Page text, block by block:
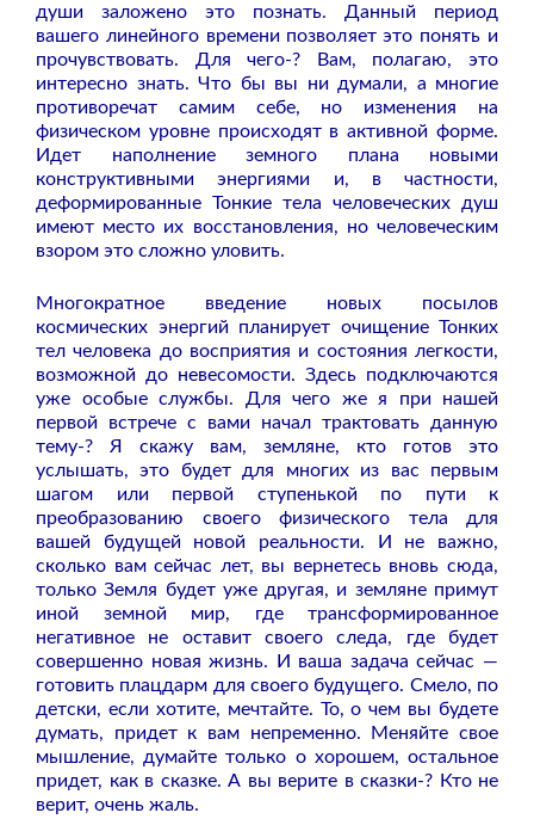
души заложено это познать. Данный период
вашего линейного времени позволяет это понять и
прочувствовать. Для чего-? Вам, полагаю, это
интересно знать. Что бы вы ни думали, а многие
противоречат самим себе, но изменения на
физическом уровне происходят в активной форме.
Идет наполнение земного плана новыми
конструктивными энергиями и, в частности,
деформированные Тонкие тела человеческих душ
имеют место их восстановления, но человеческим
взором это сложно уловить.
Многократное введение новых посылов
космических энергий планирует очищение Тонких
тел человека до восприятия и состояния легкости,
возможной до невесомости. Здесь подключаются
уже особые службы. Для чего же я при нашей
первой встрече с вами начал трактовать данную
тему-? Я скажу вам, земляне, кто готов это
услышать, это будет для многих из вас первым
шагом или первой ступенькой по пути к
преобразованию своего физического тела для
вашей будущей новой реальности. И не важно,
сколько вам сейчас лет, вы вернетесь вновь сюда,
только Земля будет уже другая, и земляне примут
иной земной мир, где трансформированное
негативное не оставит своего следа, где будет
совершенно новая жизнь. И ваша задача сейчас —
готовить плацдарм для своего будущего. Смело, по
детски, если хотите, мечтайте. То, о чем вы будете
думать, придет к вам непременно. Меняйте свое
мышление, думайте только о хорошем, остальное
придет, как в сказке. А вы верите в сказки-? Кто не
верит, очень жаль.